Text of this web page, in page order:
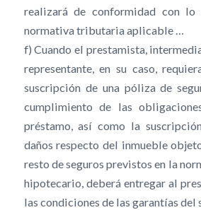
realizará de conformidad con
normativa tributaria aplicable …
f) Cuando el prestamista,
representante, en su caso,
suscripción de una póliza de
cumplimiento de las
préstamo, así como la
daños respecto del inmueble
resto de seguros previstos en la
hipotecario, deberá entregar al
las condiciones de las garantías del